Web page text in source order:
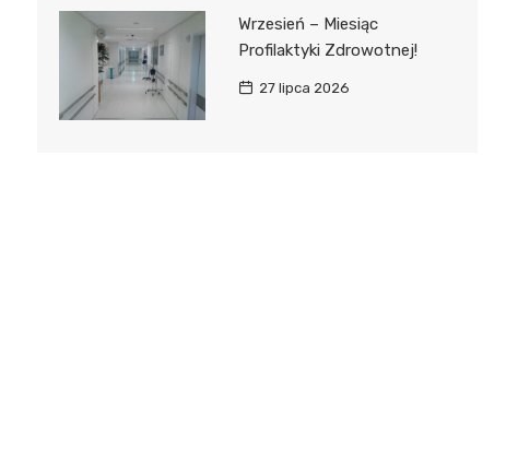
Wrzesień – Miesiąc
Profilaktyki Zdrowotnej!
27 lipca 2026